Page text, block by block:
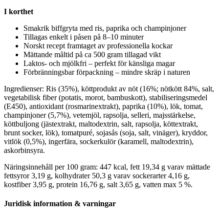
I korthet
Smakrik biffgryta med ris, paprika och champinjoner
Tillagas enkelt i påsen på 8–10 minuter
Norskt recept framtaget av professionella kockar
Mättande måltid på ca 500 gram tillagad vikt
Laktos- och mjölkfri – perfekt för känsliga magar
Förbränningsbar förpackning – mindre skräp i naturen
Ingredienser: Ris (35%), köttprodukt av nöt (16%; nötkött 84%, salt,
vegetabilisk fiber (potatis, morot, bambuskott), stabiliseringsmedel
(E450), antioxidant (rosmarinextrakt), paprika (10%), lök, tomat,
champinjoner (5,7%), vetemjöl, rapsolja, selleri, majsstärkelse,
köttbuljong (jästextrakt, maltodextrin, salt, rapsolja, köttextrakt,
brunt socker, lök), tomatpuré, sojasås (soja, salt, vinäger), kryddor,
vitlök (0,5%), ingerfära, sockerkulör (karamell, maltodextrin),
askorbinsyra.
Näringsinnehåll per 100 gram: 447 kcal, fett 19,34 g varav mättade
fettsyror 3,19 g, kolhydrater 50,3 g varav sockerarter 4,16 g,
kostfiber 3,95 g, protein 16,76 g, salt 3,65 g, vatten max 5 %.
Juridisk information & varningar